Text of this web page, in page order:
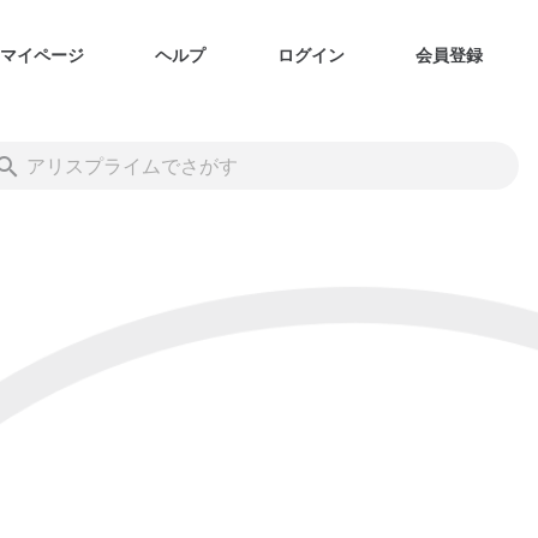
マイページ ヘルプ ログイン 会員登録